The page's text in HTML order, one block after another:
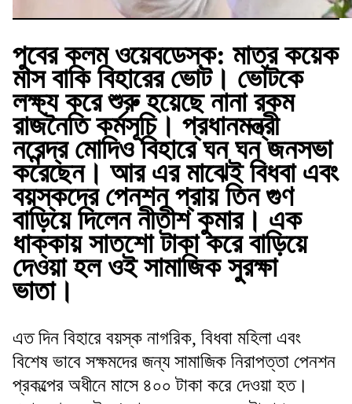
পুবের কলম ওয়েবডেস্ক: মাত্র কয়েক
মাস বাকি বিহারের ভোট। ভোটকে
লক্ষ্য করে শুরু হয়েছে নানা রকম
রাজনৈতি কর্মসূচি। প্রধানমন্ত্রী
নরেন্দ্র মোদিও বিহারে ঘন ঘন জনসভা
করেছেন। আর এর মাঝেই বিধবা এবং
বয়স্কদের পেনশন প্রায় তিন গুণ
বাড়িয়ে দিলেন নীতীশ কুমার। এক
ধাক্কায় সাতশো টাকা করে বাড়িয়ে
দেওয়া হল ওই সামাজিক সুরক্ষা
ভাতা।
এত দিন বিহারে বয়স্ক নাগরিক, বিধবা মহিলা এবং
বিশেষ ভাবে সক্ষমদের জন্য সামাজিক নিরাপত্তা পেনশন
প্রকল্পের অধীনে মাসে ৪০০ টাকা করে দেওয়া হত।